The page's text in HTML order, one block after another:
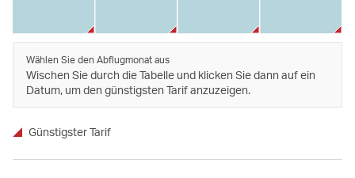
Wählen Sie den Abflugmonat aus
Wischen Sie durch die Tabelle und klicken Sie dann auf ein
Datum, um den günstigsten Tarif anzuzeigen.
Günstigster Tarif